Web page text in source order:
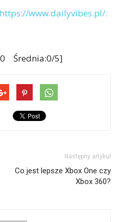
www.dailyvibes.pl/:
Średnia:0/5]
Następny artykuł
Co jest lepsze Xbox One czy
Xbox 360?